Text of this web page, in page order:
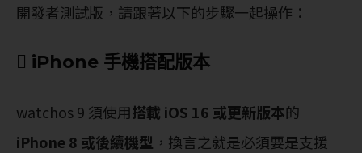
開發者測試版，請跟著以下的步驟一起操作：
 iPhone 手機搭配版本
watchos 9 須使用搭載 iOS 16 或更新版本的
iPhone 8 或後續機型 ，換言之就是必須要是支援